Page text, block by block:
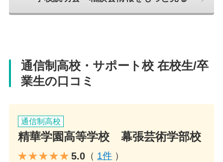
校舎長 宮本 友紀子 先生
JR海浜幕張駅から徒歩5分の好立地！大きな窓から見える景色は
開放感があり気分転換にもなります。オフィスビルの一角にあ
対応可能コース
・通信コース
通信制高校・サポート校 在校生/卒
業生の口コミ
通信制高校
精華学園高等学校 幕張芸術学部校
5.0 （ 1件 ）